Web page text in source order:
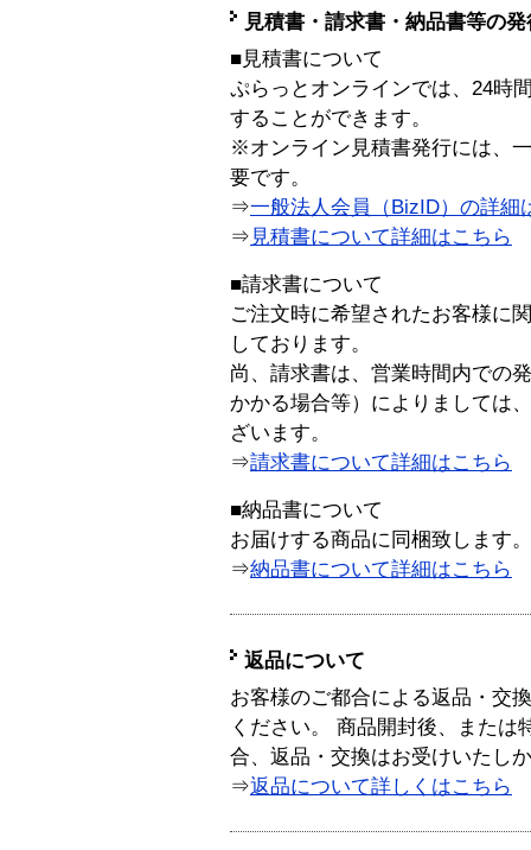
見積書・請求書・納品書等の
■見積書について
ぷらっとオンラインでは、24時
することができます。
※オンライン見積書発行には、
要です。
⇒一般法人会員（BizID）の詳細
⇒ 見積書について詳細はこちら
■請求書について
ご注文時に希望されたお客様に
しております。
尚、請求書は、営業時間内での
かかる場合等）によりましては
ざいます。
⇒請求書について詳細はこちら
■納品書について
お届けする商品に同梱致します。
⇒納品書について詳細はこちら
返品について
お客様のご都合による返品・交
ください。 商品開封後、または
合、返品・交換はお受けいたし
⇒返品について詳しくはこちら